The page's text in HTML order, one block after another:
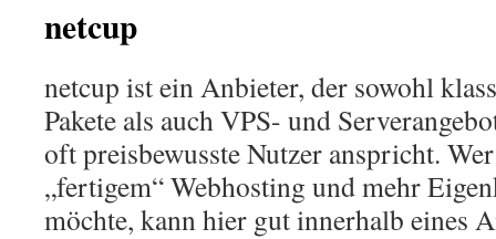
netcup
netcup ist ein Anbieter, der sowohl
Pakete als auch VPS- und
oft preisbewusste Nutzer anspricht.
„fertigem“ Webhosting und mehr
möchte, kann hier gut innerhalb eines